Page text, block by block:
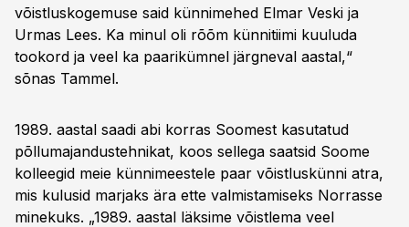
võistluskogemuse said künnimehed Elmar Veski ja
Urmas Lees. Ka minul oli rõõm künnitiimi kuuluda
tookord ja veel ka paarikümnel järgneval aastal,“
sõnas Tammel.
1989. aastal saadi abi korras Soomest kasutatud
põllumajandustehnikat, koos sellega saatsid Soome
kolleegid meie künnimeestele paar võistluskünni atra,
mis kulusid marjaks ära ette valmistamiseks Norrasse
minekuks. „1989. aastal läksime võistlema veel